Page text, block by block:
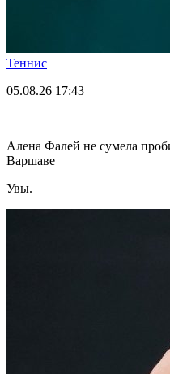
Теннис
05.08.26 17:43
Алена Фалей не сумела
Варшаве
Увы.